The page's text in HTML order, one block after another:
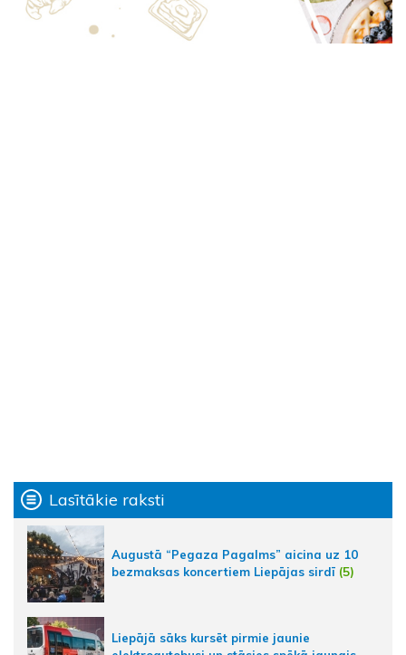
Lasītākie raksti
Augustā “Pegaza Pagalms” aicina uz 10
bezmaksas koncertiem Liepājas sirdī (5)
Liepājā sāks kursēt pirmie jaunie